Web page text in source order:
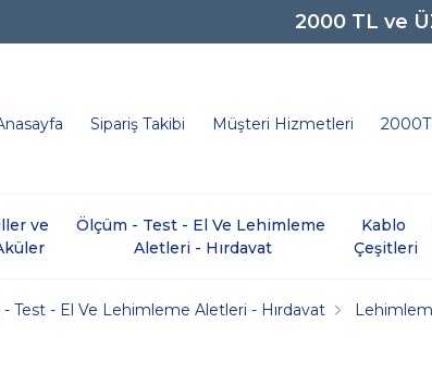
2000 TL ve
Sipariş Takibi Müşteri Hizmetleri
ve
Ölçüm - Test - El Ve Lehimleme
Aletleri - Hırdavat
Kablo
Çeşitleri
Test - El Ve Lehimleme Aletleri - Hırdavat